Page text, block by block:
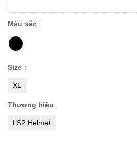
Màu sắc :
Size :
XL
Thương hiệu :
LS2 Helmet